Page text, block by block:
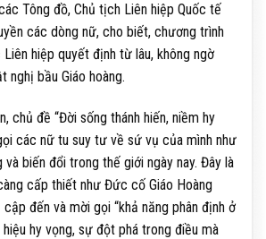
Tông đồ, Chủ tịch Liên hiệp Quốc tế
các dòng nữ, cho biết, chương trình
hiệp quyết định từ lâu, không ngờ
nghị bầu Giáo hoàng.
chủ đề “Đời sống thánh hiến, niềm hy
các nữ tu suy tư về sứ vụ của mình như
biến đổi trong thế giới ngày nay. Đây là
cấp thiết như Đức cố Giáo Hoàng
đến và mời gọi “khả năng phân định ở
hy vọng, sự đột phá trong điều mà